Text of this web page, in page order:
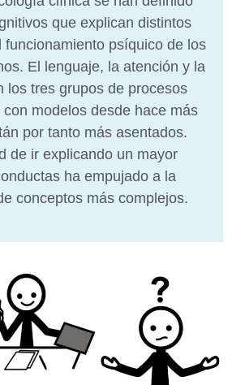
que explican distintos
funcionamiento psíquico de los
El lenguaje, la atención y la
los tres grupos de procesos
modelos desde hace más
por tanto más asentados.
de ir explicando un mayor
ha empujado a la
conceptos más complejos.